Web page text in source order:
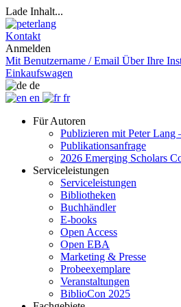
Lade Inhalt...
Kontakt
Anmelden
Mit Benutzername / Email Über Ihre
Einkaufswagen
de
en
fr
Für Autoren
Publizieren mit Peter Lang
Publikationsanfrage
2026 Emerging Scholars
Serviceleistungen
Serviceleistungen
Bibliotheken
Buchhändler
E-books
Open Access
Open EBA
Marketing & Presse
Probeexemplare
Veranstaltungen
BiblioCon 2025